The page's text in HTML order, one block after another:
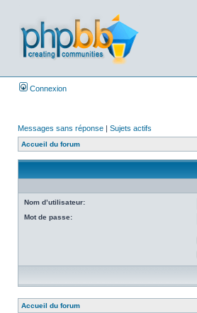
Connexion
Messages sans réponse | Sujets actifs
Accueil du forum
Nom d’utilisateur:
Mot de passe:
Accueil du forum